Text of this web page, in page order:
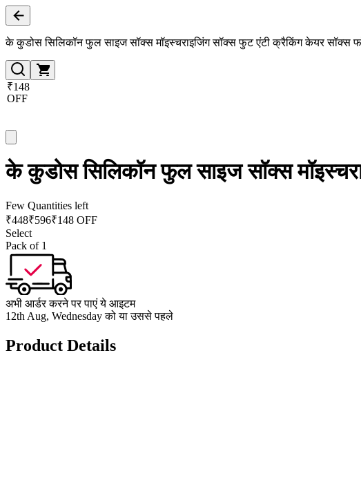
के कुडोस सिलिकॉन फुल साइज सॉक्स मॉइस्चराइजिंग सॉक्स फुट एंटी क्रैकिंग केयर सॉक्स
₹148
OFF
के कुडोस सिलिकॉन फुल साइज सॉक्स
Few Quantities left
₹448₹596₹148 OFF
Select
Pack of 1
अभी आर्डर करने पर पाएं ये आइटम
12th Aug, Wednesday को या उससे पहले
Product Details